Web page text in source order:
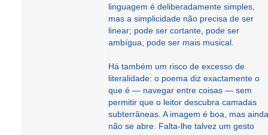
linguagem é deliberadamente simples,
mas a simplicidade não precisa de ser
linear; pode ser cortante, pode ser
ambígua, pode ser mais musical.
Há também um risco de excesso de
literalidade: o poema diz exactamente o
que é — navegar entre coisas — sem
permitir que o leitor descubra camadas
subterrâneas. A imagem é boa, mas ainda
não se abre. Falta-lhe talvez um gesto